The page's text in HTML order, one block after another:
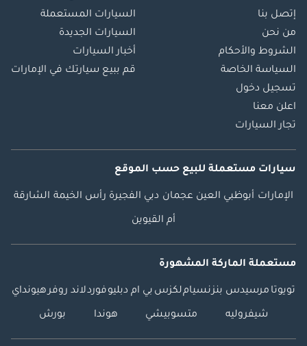
خضعت لفحص
خيارات بيع مباشر
إيداع بدون متاعب أو
تكاليف معاملات
-------------------------------
Cars إنستغرام: @
تيك توك: @ الموقع
إتصل بنا
من نحن
الشروط والأحكام
السياسة الخاصة
تسجيل دخول
اعلن معنا
تجار السيارات
السيارات المستعملة
السيارات الجديدة
أخبار السيارات
قم ببيع سيارتك في الإمارات
سيارات مستعملة للبيع حسب الموقع
الإمارات أبوظبي العين عجمان دبي الفجيرة رأس الخيمة الشارقة
أم القيوين
مستعملة الماركة المشهورة
تويوتا مرسيدس بنزنسياملكزس بي ام دبليوفوردلاند روفرهيونداي
شيفروليه متسوبيشي هوندا بورش